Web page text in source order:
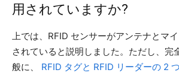
用されていますか?
上では、RFID センサーがアンテナとマ
されていると説明しました。ただし、完
般に、 RFID タグと RFID リーダーの 2